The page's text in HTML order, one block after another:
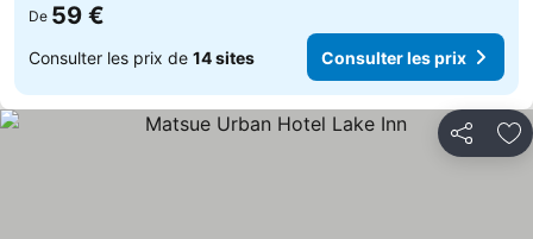
De 59 €
Consulter les prix de 14 sites Consulter les prix
Partager